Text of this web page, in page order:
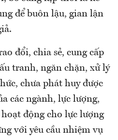
để buôn lậu, gian lận
đổi, chia sẻ, cung cấp
tranh, ngăn chặn, xử lý
chưa phát huy được
các ngành, lực lượng,
động cho lực lượng
với yêu cầu nhiệm vụ